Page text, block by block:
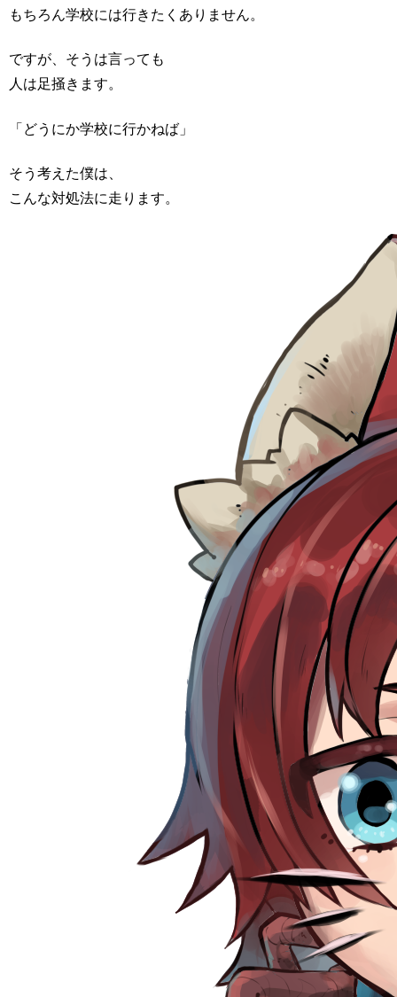
もちろん学校には行きたくありません。
ですが、そうは言っても
人は足掻きます。
「どうにか学校に行かねば」
そう考えた僕は、
こんな対処法に走ります。